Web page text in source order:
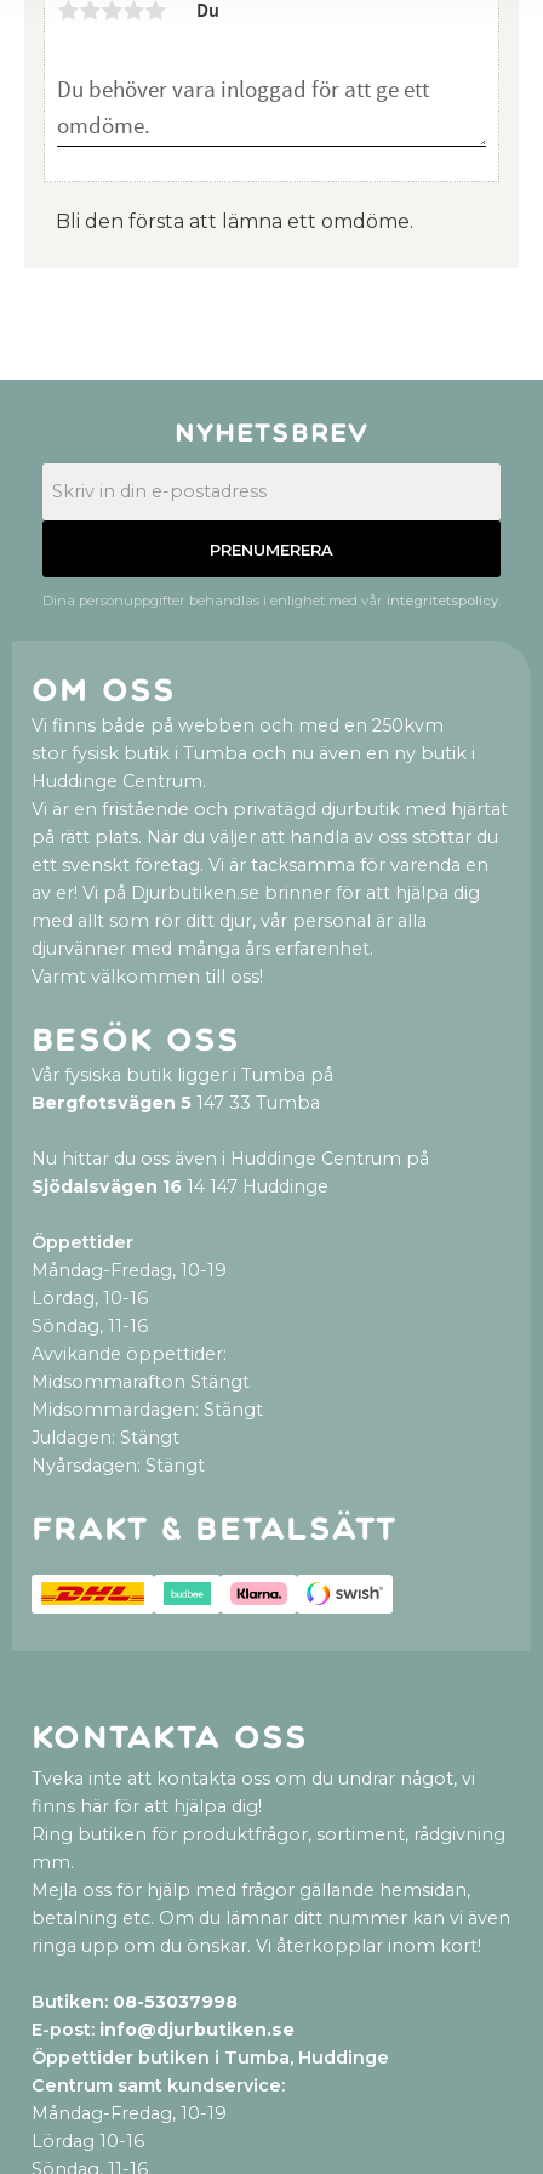
Du
Bli den första att lämna ett omdöme.
Nyhetsbrev
PRENUMERERA
Dina personuppgifter behandlas i enlighet med vår integritetspolicy.
Om oss
Vi finns både på webben och med en 250kvm
stor fysisk butik i Tumba och nu även en ny butik i
Huddinge Centrum.
Vi är en fristående och privatägd djurbutik med hjärtat
på rätt plats. När du väljer att handla av oss stöttar du
ett svenskt företag. Vi är tacksamma för varenda en
av er! Vi på Djurbutiken.se brinner för att hjälpa dig
med allt som rör ditt djur, vår personal är alla
djurvänner med många års erfarenhet.
Varmt välkommen till oss!
Besök oss
Vår fysiska butik ligger i Tumba på
Bergfotsvägen 5 147 33 Tumba
Nu hittar du oss även i Huddinge Centrum på
Sjödalsvägen 16 14 147 Huddinge
Öppettider
Måndag-Fredag, 10-19
Lördag, 10-16
Söndag, 11-16
Avvikande öppettider:
Midsommarafton Stängt
Midsommardagen: Stängt
Juldagen: Stängt
Nyårsdagen: Stängt
Frakt & betalsätt
Kontakta oss
Tveka inte att kontakta oss om du undrar något, vi
finns här för att hjälpa dig!
Ring butiken för produktfrågor, sortiment, rådgivning
mm.
Mejla oss för hjälp med frågor gällande hemsidan,
betalning etc. Om du lämnar ditt nummer kan vi även
ringa upp om du önskar. Vi återkopplar inom kort!
Butiken: 08-53037998
E-post: info@djurbutiken.se
Öppettider butiken i Tumba, Huddinge
Centrum samt kundservice:
Måndag-Fredag, 10-19
Lördag 10-16
Söndag, 11-16